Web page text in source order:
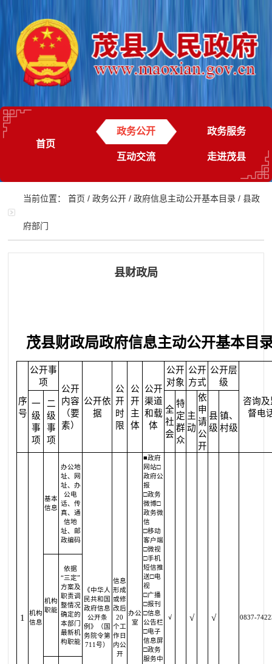
首页
政务公开 政务服务
互动交流 走进茂县
当前位置：首页 /政务公开 /政府信息主动公开基本目录 /县政
府部门
县财政局
茂县财政局政府信息主动公开基本目
序
号
公开事
项
公开
内容
（要
素）
公开依
据
公
开
时
限
公
开
主
体
公开
渠道
和载
体
公开
对象
公开
方式
公开层
级
咨询及
督电
一
级
事
项
二
级
事
项
全
社
会
特
定
群
众
主
动
依
申
请
公
开
县
级
镇、
村级
1
机构
信息
基本
信息
办公地
址、网
址、办
公电
话、传
真、通
信地
址、邮
政编码
《中华人
民共和国
政府信息
公开条
例》（国
务院令第
711号）
信息
形成
或修
改后
20
个工
作日
内公
开
办公
室
■政府
网站□
政府公
报
□政务
微博□
政务微
信
□移动
客户端
□微视
□手机
短信推
送□电
视
□广播
□报刊
□信息
公告栏
□电子
信息屏
□政务
服务中
√ √ √ 0837-
机构
职能
依据
“三定”
方案及
职责调
整情况
确定的
本部门
最新机
构职能